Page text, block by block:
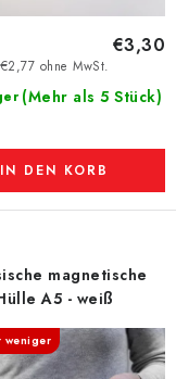
(Mehr als 5 Stück)
€2,77 ohne MwSt.
€3,30
IN DEN KORB
magnetische
A5 - weiß
weniger